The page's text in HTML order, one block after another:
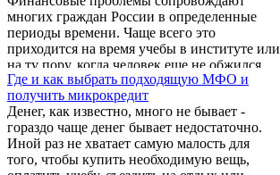
...
продукты. Клиентам предоставляется
возможность получения до 15 тысяч рублей
сроком на месяц и со ставкой - 1 процент в
день.
многих граждан России в определенные
периоды времени. Чаще всего это
приходится на время учебы в институте или
на ту пору, когда человек еще не обжился.
Далее – создается семья, рождаются дети.
Этот период времени может быть довольно
продуктивным или… Когда наступают
нелегкие времена и возрастают
потребности семьи, можно воспользоваться
услугами микрофинансовых организаций.
Где и как выбрать подходящую МФО и
получить микрокредит
Денег, как известно, много не бывает -
гораздо чаще денег бывает недостаточно.
Иной раз не хватает самую малость для
того, чтобы купить необходимую вещь,